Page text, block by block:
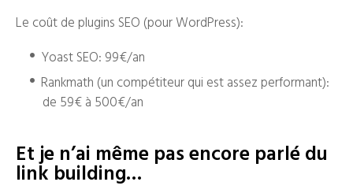
Le coût de plugins SEO (pour WordPress):
Yoast SEO: 99€/an
Rankmath (un compétiteur qui est assez performant):
de 59€ à 500€/an
Et je n’ai même pas encore parlé du
link building…